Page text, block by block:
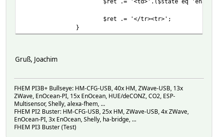
$ret .= '</tr><tr>';
}
Gruß, Joachim
FHEM PI3B+ Bullseye: HM-CFG-USB, 40x HM, ZWave-USB, 13x
ZWave, EnOcean-PI, 15x EnOcean, HUE/deCONZ, CO2, ESP-
Multisensor, Shelly, alexa-fhem, ...
FHEM PI2 Buster: HM-CFG-USB, 25x HM, ZWave-USB, 4x ZWave,
EnOcean-PI, 3x EnOcean, Shelly, ha-bridge, ...
FHEM PI3 Buster (Test)